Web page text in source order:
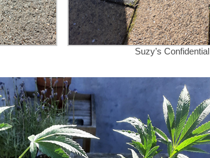
Suzy’s Confidential